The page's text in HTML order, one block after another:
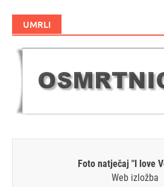
UMRLI
Foto natječaj "I love
Web izložba